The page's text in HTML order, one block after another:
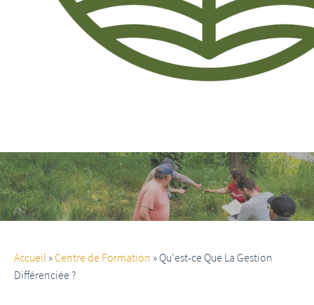
Accueil Centre de Formation
Qu'est-ce Que La Gestion
Différenciée ?